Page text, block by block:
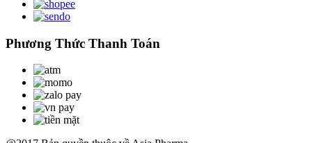
Phương Thức Thanh Toán